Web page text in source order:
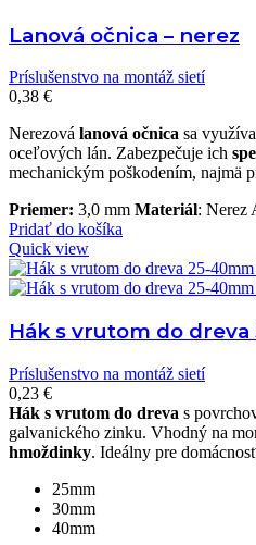
Lanová očnica – nerez
Príslušenstvo na montáž sietí
0,38 €
Nerezová lanová očnica sa
oceľových lán. Zabezpečuje ich
mechanickým poškodením, najmä
Priemer: 3,0 mm Materiál: Nerez
Pridať do košíka
Quick view
Hák s vrutom do
Príslušenstvo na montáž sietí
0,23 €
Hák s vrutom do dreva s
galvanického zinku. Vhodný na
hmoždinky. Ideálny pre
25mm
30mm
40mm